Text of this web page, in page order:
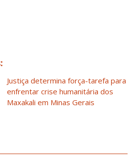
Justiça determina força-tarefa para
enfrentar crise humanitária dos
Maxakali em Minas Gerais